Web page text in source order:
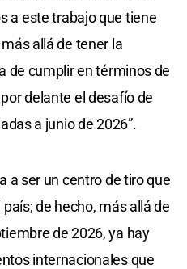
a este trabajo que tiene
allá de tener la
de cumplir en términos de
delante el desafío de
a junio de 2026”.
a ser un centro de tiro que
de hecho, más allá de
de 2026, ya hay
internacionales que